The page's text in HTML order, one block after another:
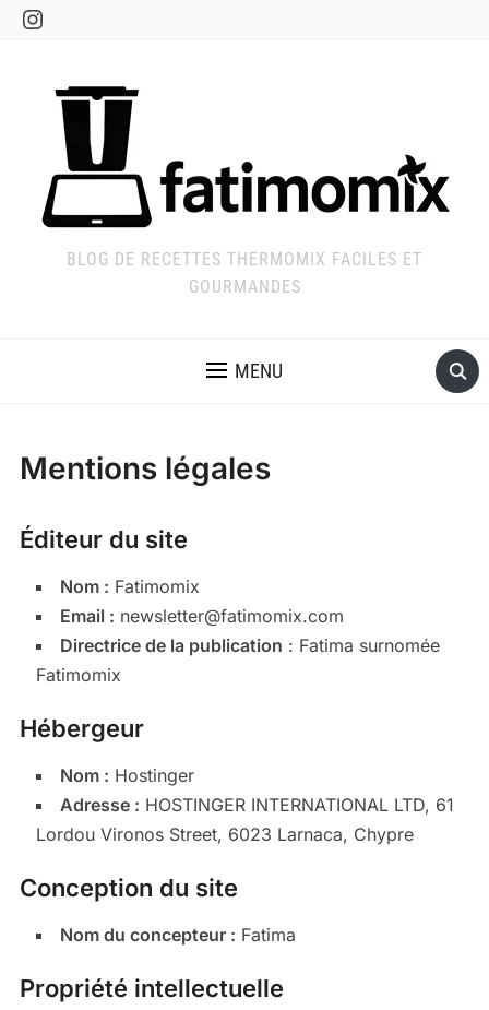
Instagram
BLOG DE RECETTES THERMOMIX FACILES ET
GOURMANDES
MENU
Mentions légales
Éditeur du site
Nom : Fatimomix
Email : newsletter@fatimomix.com
Directrice de la publication : Fatima surnomée
Fatimomix
Hébergeur
Nom : Hostinger
Adresse : HOSTINGER INTERNATIONAL LTD, 61
Lordou Vironos Street, 6023 Larnaca, Chypre
Conception du site
Nom du concepteur : Fatima
Propriété intellectuelle